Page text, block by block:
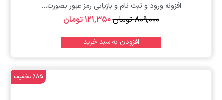
افزونه ورود و ثبت نام و بازیابی رمز عبور بصورت...
۸۰۹,۰۰۰ تومان۱۲۱,۳۵۰تومان
افزودن به سبد خرید
%85 تخفیف